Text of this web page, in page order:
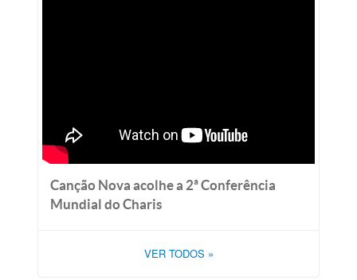
Canção Nova acolhe a 2ª Conferência
Mundial do Charis
VER TODOS »